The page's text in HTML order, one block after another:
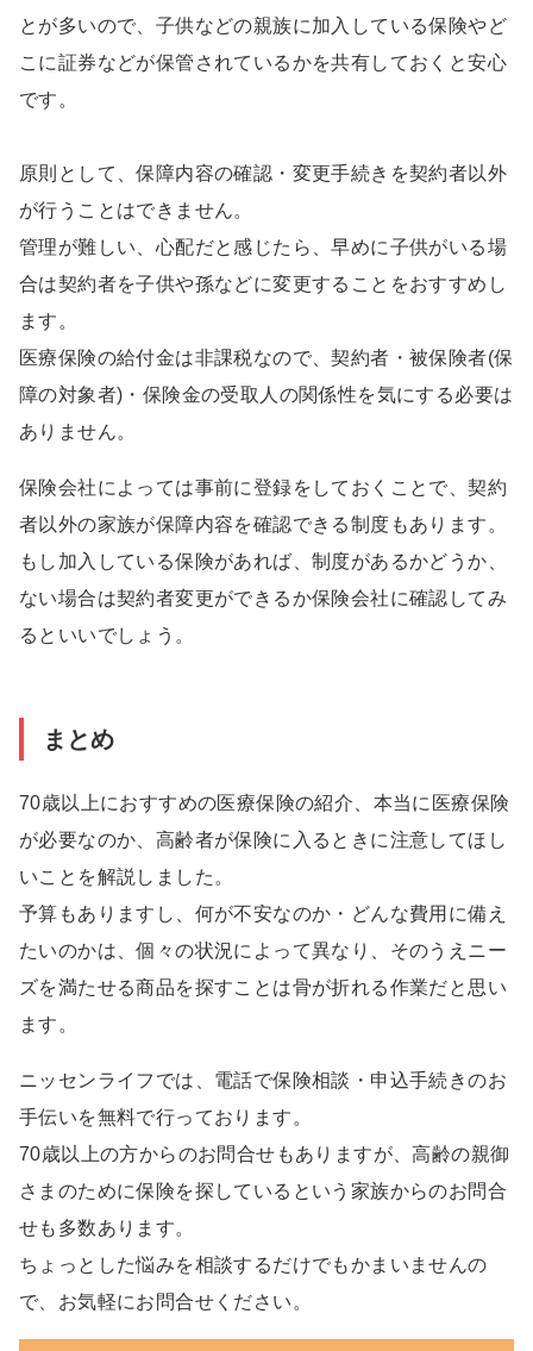
とが多いので、子供などの親族に加入している保険やど
こに証券などが保管されているかを共有しておくと安心
です。
原則として、保障内容の確認・変更手続きを契約者以外
が行うことはできません。
管理が難しい、心配だと感じたら、早めに子供がいる場
合は契約者を子供や孫などに変更することをおすすめし
ます。
医療保険の給付金は非課税なので、契約者・被保険者(保
障の対象者)・保険金の受取人の関係性を気にする必要は
ありません。
保険会社によっては事前に登録をしておくことで、契約
者以外の家族が保障内容を確認できる制度もあります。
もし加入している保険があれば、制度があるかどうか、
ない場合は契約者変更ができるか保険会社に確認してみ
るといいでしょう。
まとめ
70歳以上におすすめの医療保険の紹介、本当に医療保険
が必要なのか、高齢者が保険に入るときに注意してほし
いことを解説しました。
予算もありますし、何が不安なのか・どんな費用に備え
たいのかは、個々の状況によって異なり、そのうえニー
ズを満たせる商品を探すことは骨が折れる作業だと思い
ます。
ニッセンライフでは、電話で保険相談・申込手続きのお
手伝いを無料で行っております。
70歳以上の方からのお問合せもありますが、高齢の親御
さまのために保険を探しているという家族からのお問合
せも多数あります。
ちょっとした悩みを相談するだけでもかまいませんの
で、お気軽にお問合せください。